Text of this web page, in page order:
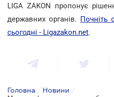
LIGA ZAKON пропонує
державних органів. Почніть
сьогодні - Ligazakon.net.
Головна / Новини /